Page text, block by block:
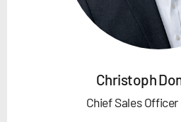
Christoph
Chief Sales